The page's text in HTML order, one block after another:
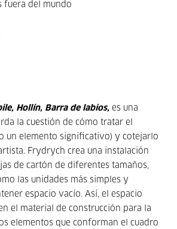
fuera del mundo
Hollín, Barra de labios, es una
la cuestión de cómo tratar el
un elemento significativo) y cotejarlo
Frydrych crea una instalación
de cartón de diferentes tamaños,
las unidades más simples y
espacio vacío. Así, el espacio
el material de construcción para la
elementos que conforman el cuadro